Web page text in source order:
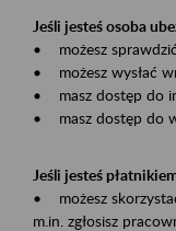
Jeśli jesteś osoba
• możesz
• możesz wysłać
• masz dostęp do
• masz dostęp do
Jeśli jesteś
• możesz
m.in. zgłosisz